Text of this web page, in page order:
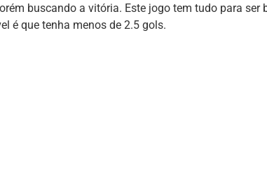
buscando a vitória. Este jogo tem tudo para ser
é que tenha menos de 2.5 gols.